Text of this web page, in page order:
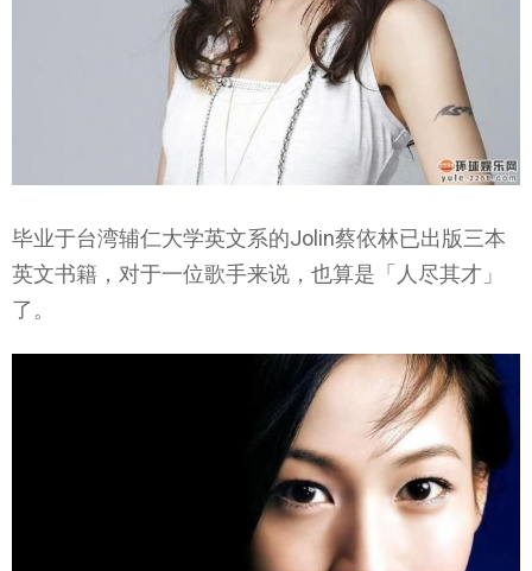
毕业于台湾辅仁大学英文系的Jolin蔡依林已出版三本
英文书籍，对于一位歌手来说，也算是「人尽其才」
了。